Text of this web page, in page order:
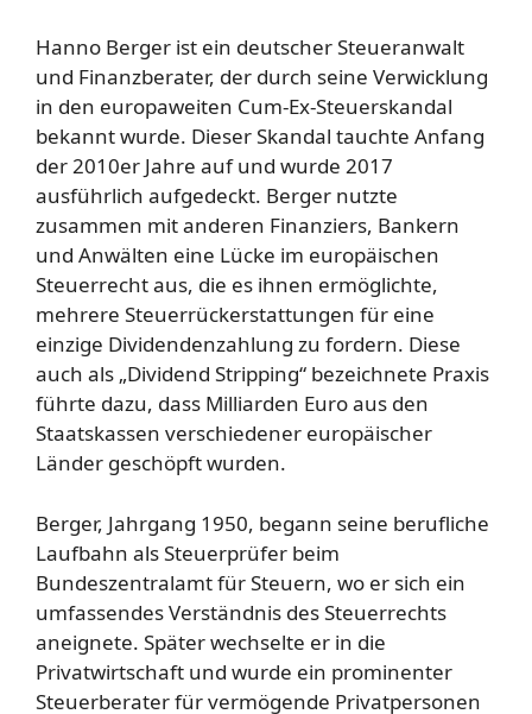
Hanno Berger ist ein deutscher Steueranwalt
und Finanzberater, der durch seine Verwicklung
in den europaweiten Cum-Ex-Steuerskandal
bekannt wurde. Dieser Skandal tauchte Anfang
der 2010er Jahre auf und wurde 2017
ausführlich aufgedeckt. Berger nutzte
zusammen mit anderen Finanziers, Bankern
und Anwälten eine Lücke im europäischen
Steuerrecht aus, die es ihnen ermöglichte,
mehrere Steuerrückerstattungen für eine
einzige Dividendenzahlung zu fordern. Diese
auch als „Dividend Stripping“ bezeichnete Praxis
führte dazu, dass Milliarden Euro aus den
Staatskassen verschiedener europäischer
Länder geschöpft wurden.
Berger, Jahrgang 1950, begann seine berufliche
Laufbahn als Steuerprüfer beim
Bundeszentralamt für Steuern, wo er sich ein
umfassendes Verständnis des Steuerrechts
aneignete. Später wechselte er in die
Privatwirtschaft und wurde ein prominenter
Steuerberater für vermögende Privatpersonen